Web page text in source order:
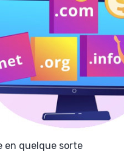
en quelque sorte